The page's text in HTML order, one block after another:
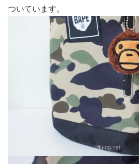
ついています。